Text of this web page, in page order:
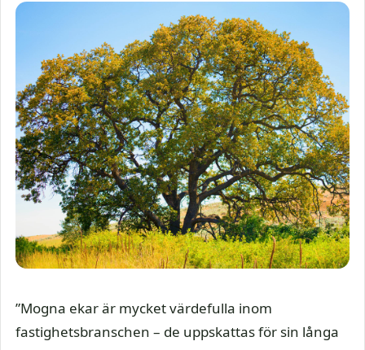
”Mogna ekar är mycket värdefulla inom
fastighetsbranschen – de uppskattas för sin långa